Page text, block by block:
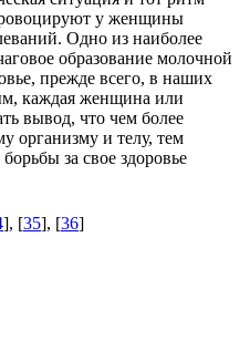
у женщины
Одно из наиболее
образование молочной
прежде всего, в наших
каждая женщина или
вывод, что чем более
организму и телу, тем
за свое здоровье
], [35], [36]